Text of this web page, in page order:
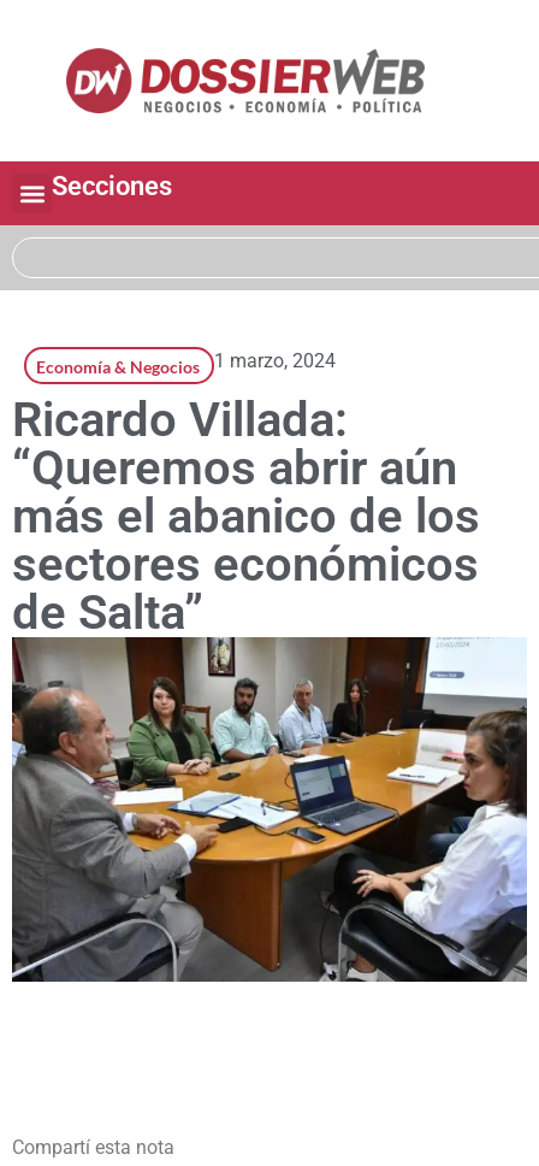
Secciones
Economía & Negocios 1 marzo, 2024
Ricardo Villada:
“Queremos abrir aún
más el abanico de los
sectores económicos
de Salta”
Compartí esta nota